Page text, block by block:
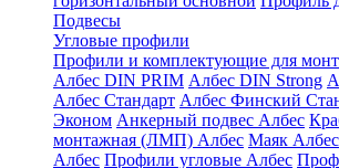
Подвесы
Угловые профили
Профили и комплектующие для
Албес DIN PRIM Албес DIN Strong
Албес Стандарт Албес Финский
Эконом Анкерный подвес Албес
монтажная (ЛМП) Албес Маяк Албес
Албес Профили угловые Албес